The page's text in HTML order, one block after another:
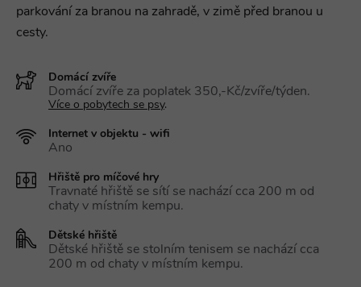
parkování za branou na zahradě, v zimě před branou u
cesty.
Domácí zvíře
Domácí zvíře za poplatek 350,-Kč/zvíře/týden.
Více o pobytech se psy.
Internet v objektu - wifi
Ano
Hřiště pro míčové hry
Travnaté hřiště se sítí se nachází cca 200 m od
chaty v místním kempu.
Dětské hřiště
Dětské hřiště se stolním tenisem se nachází cca
200 m od chaty v místním kempu.